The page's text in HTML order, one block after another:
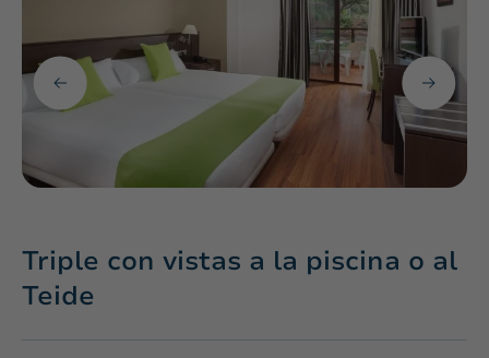
Triple con vistas a la piscina o al
Teide